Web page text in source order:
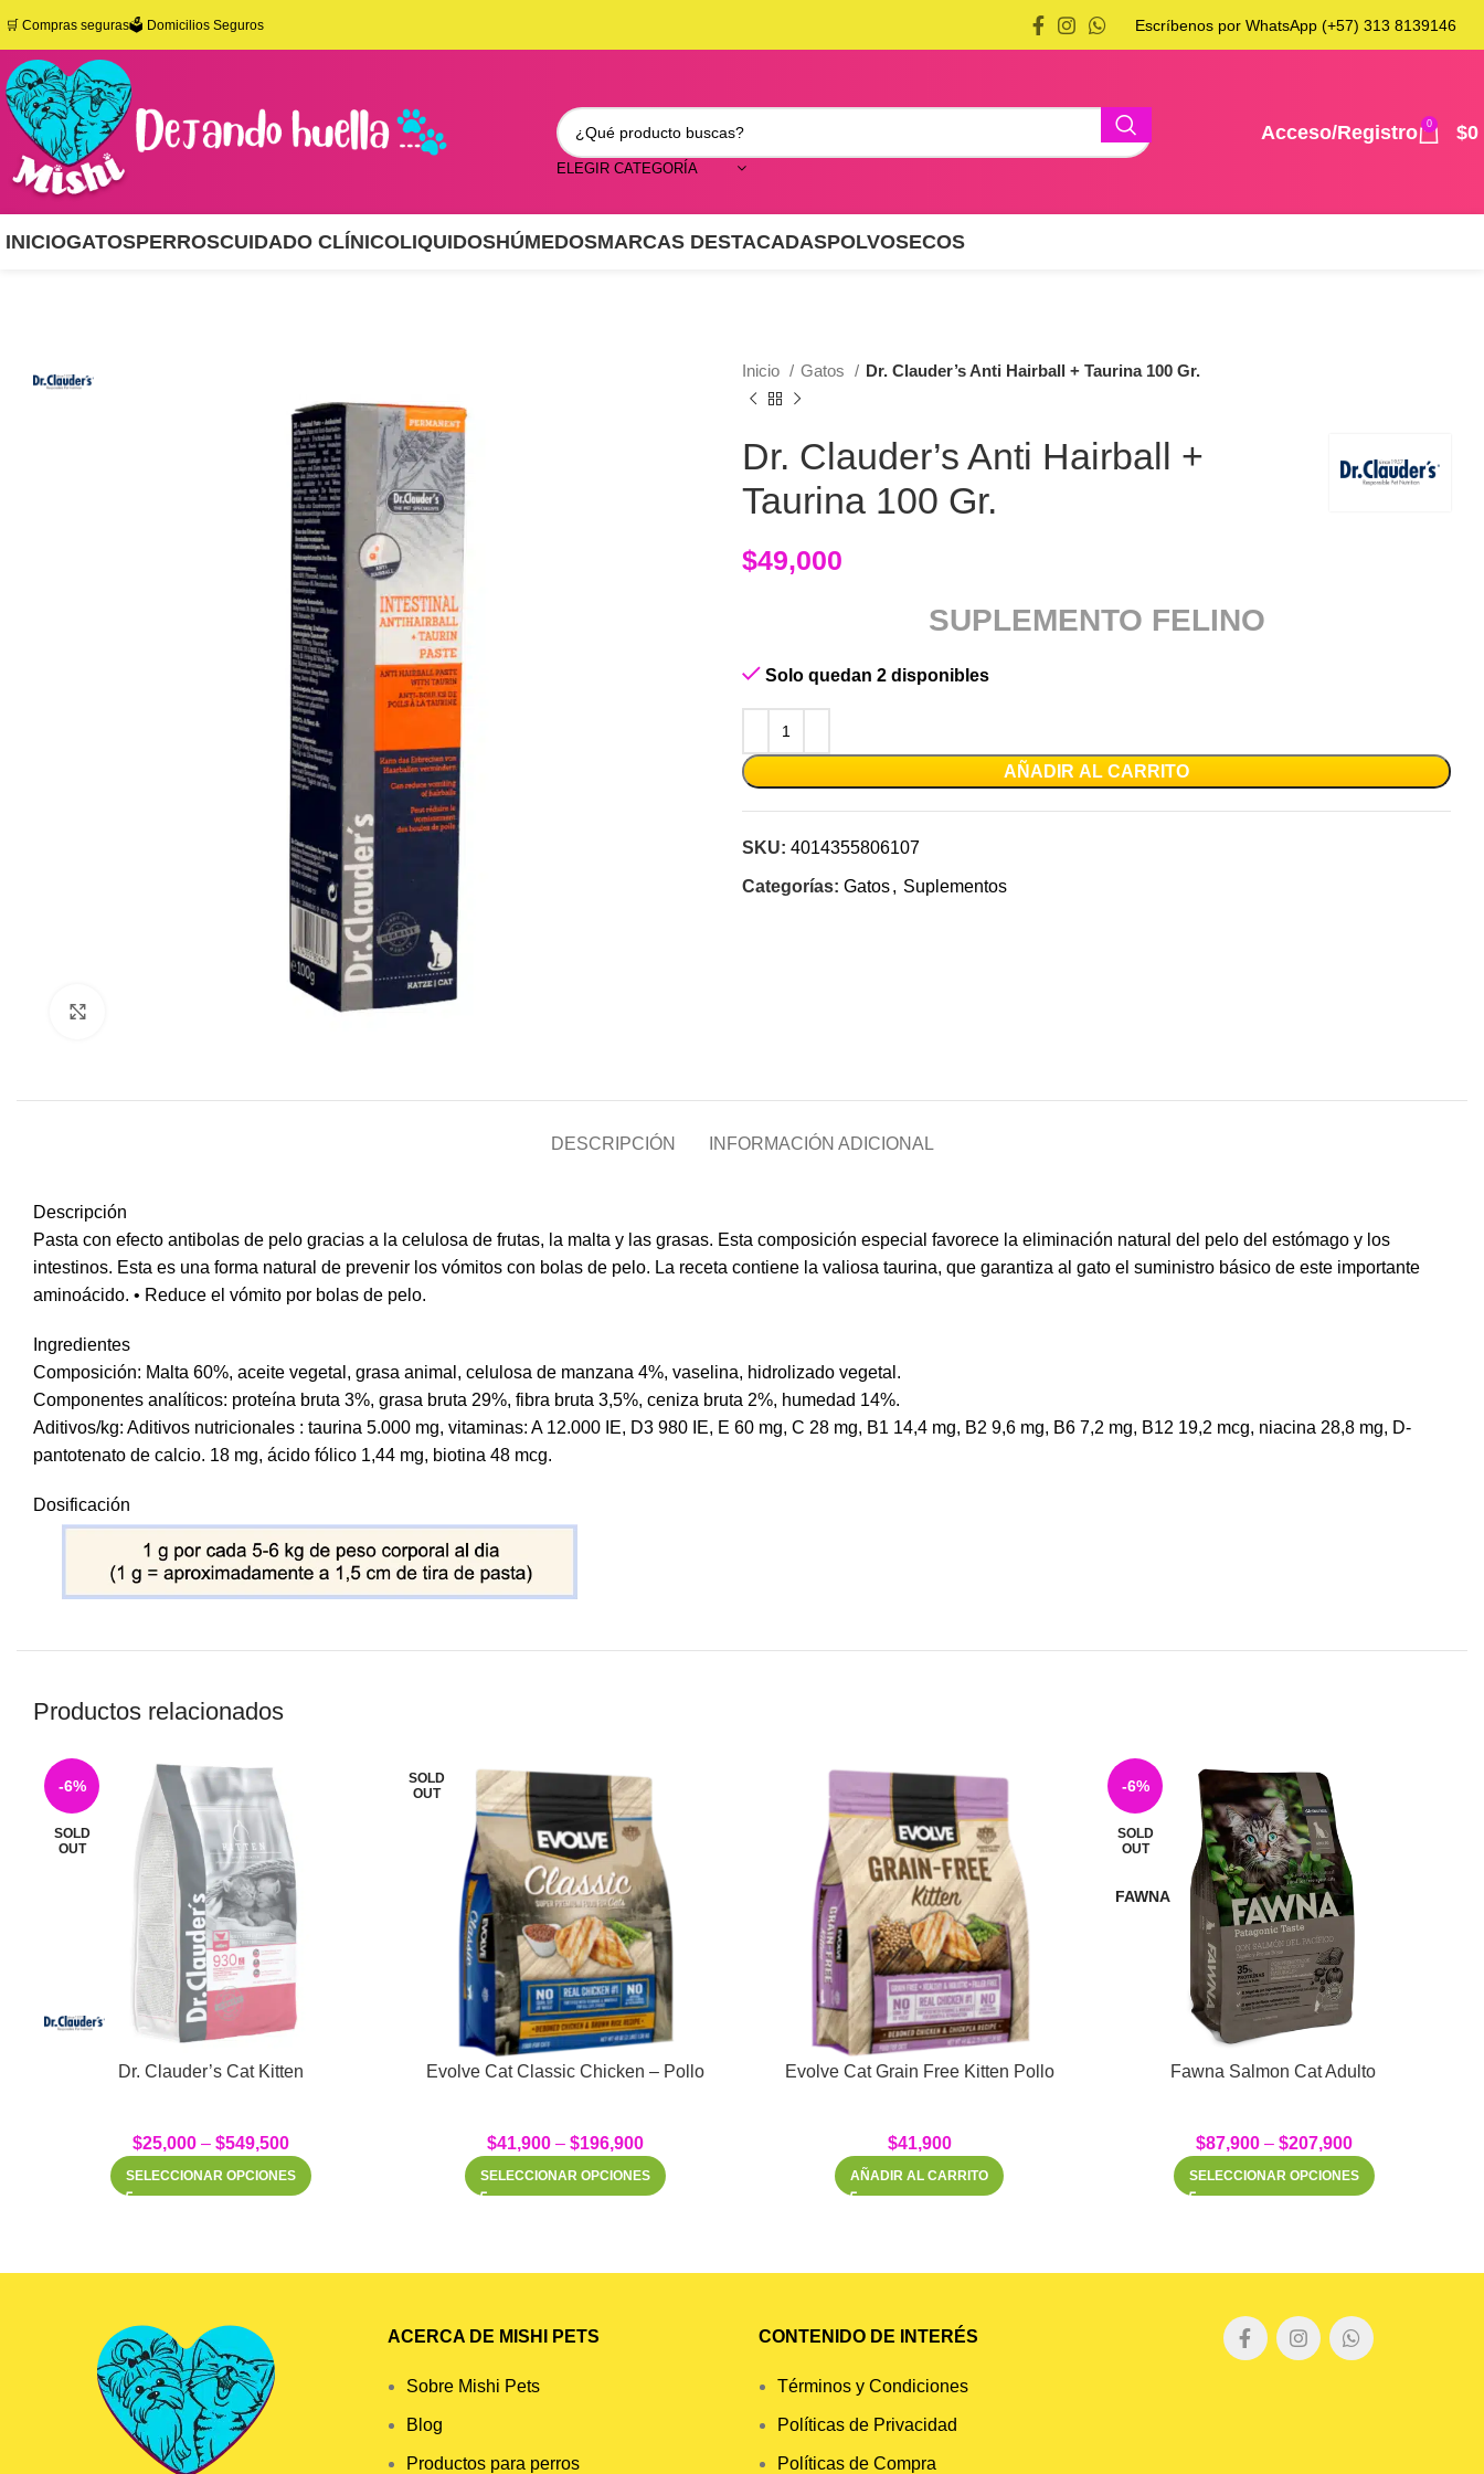
🛒 Compras seguras🗳️ Domicilios Seguros Escríbenos por WhatsApp (+57) 313 8139146
ELEGIR CATEGORÍA
Acceso/Registro 0 $0
INICIOGATOSPERROSCUIDADO CLÍNICOLIQUIDOSHÚMEDOSMARCAS DESTACADASPOLVOSECOS
Inicio Gatos Dr. Clauder’s Anti Hairball + Taurina 100 Gr.
Dr. Clauder’s Anti Hairball +
Taurina 100 Gr.
$49,000
SUPLEMENTO FELINO
Solo quedan 2 disponibles
AÑADIR AL CARRITO
SKU: 4014355806107
Categorías: Gatos, Suplementos
DESCRIPCIÓN INFORMACIÓN ADICIONAL
Descripción
Pasta con efecto antibolas de pelo gracias a la celulosa de frutas, la malta y las grasas. Esta composición especial favorece la eliminación natural del pelo del estómago y los
intestinos. Esta es una forma natural de prevenir los vómitos con bolas de pelo. La receta contiene la valiosa taurina, que garantiza al gato el suministro básico de este importante
aminoácido. • Reduce el vómito por bolas de pelo.
Ingredientes
Composición: Malta 60%, aceite vegetal, grasa animal, celulosa de manzana 4%, vaselina, hidrolizado vegetal.
Componentes analíticos: proteína bruta 3%, grasa bruta 29%, fibra bruta 3,5%, ceniza bruta 2%, humedad 14%.
Aditivos/kg: Aditivos nutricionales : taurina 5.000 mg, vitaminas: A 12.000 IE, D3 980 IE, E 60 mg, C 28 mg, B1 14,4 mg, B2 9,6 mg, B6 7,2 mg, B12 19,2 mcg, niacina 28,8 mg, D-
pantotenato de calcio. 18 mg, ácido fólico 1,44 mg, biotina 48 mcg.
Dosificación
Productos relacionados
-6%
SOLD
OUT
Dr. Clauder’s Cat Kitten
$25,000– $549,500
SELECCIONAR OPCIONES
SOLD
OUT
Evolve Cat Classic Chicken – Pollo
$41,900– $196,900
SELECCIONAR OPCIONES
Evolve Cat Grain Free Kitten Pollo
$41,900
AÑADIR AL CARRITO
-6%
SOLD
OUT
FAWNA
Fawna Salmon Cat Adulto
$87,900– $207,900
SELECCIONAR OPCIONES
ACERCA DE MISHI PETS
Sobre Mishi Pets
Blog
Productos para perros
CONTENIDO DE INTERÉS
Términos y Condiciones
Políticas de Privacidad
Políticas de Compra
Facebook
Instagram